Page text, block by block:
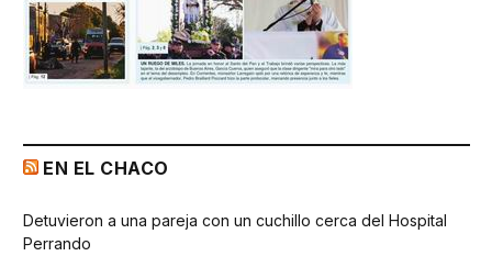
EN EL CHACO
Detuvieron a una pareja con un cuchillo cerca del Hospital
Perrando